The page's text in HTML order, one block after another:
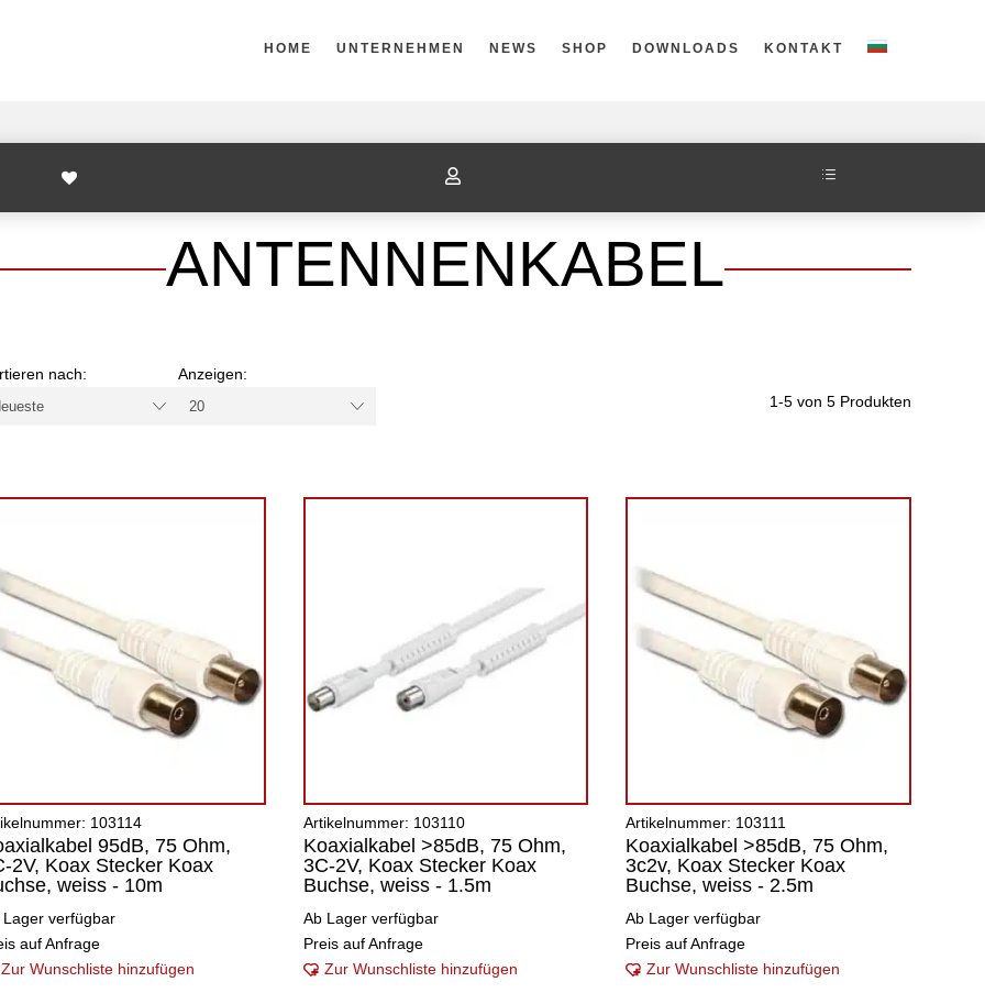
HOME UNTERNEHMEN NEWS SHOP DOWNLOADS KONTAKT
 d
ANTENNENKABEL
nach:
Anzeigen:
1-5 von 5 Produkten
103114
95dB, 75 Ohm,
2V, Koax Stecker Koax
weiss - 10m
Lager verfügbar
auf Anfrage
Zur Wunschliste hinzufügen
Artikelnummer: 103110
Koaxialkabel >85dB, 75 Ohm,
3C-2V, Koax Stecker Koax
Buchse, weiss - 1.5m
Ab Lager verfügbar
Preis auf Anfrage
Zur Wunschliste hinzufügen
Artikelnummer: 103111
Koaxialkabel >85dB, 75 Ohm,
3c2v, Koax Stecker Koax
Buchse, weiss - 2.5m
Ab Lager verfügbar
Preis auf Anfrage
Zur Wunschliste hinzufügen